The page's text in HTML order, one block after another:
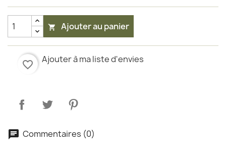
 Ajouter au panier
favorite_border Ajouter à ma liste d'envies
Commentaires (0)